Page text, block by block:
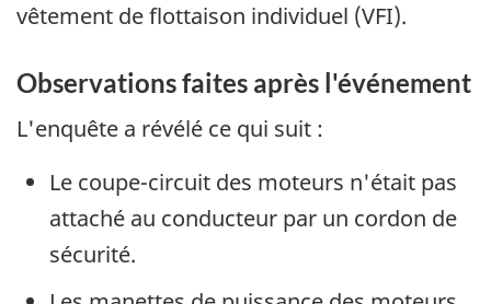
vêtement de flottaison individuel (VFI).
Observations faites après l'événement
L'enquête a révélé ce qui suit :
Le coupe-circuit des moteurs n'était pas
attaché au conducteur par un cordon de
sécurité.